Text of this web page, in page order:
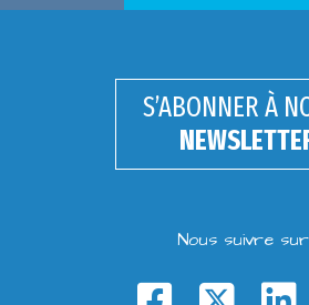
S’ABONNER À
Nous suivre